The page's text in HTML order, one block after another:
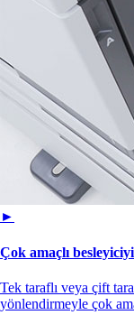
►
Çok amaçlı
Tek taraflı veya çift
yönlendirmeyle çok